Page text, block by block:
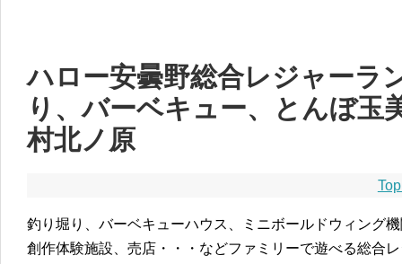
ハロー安曇野総合レジャーラ
り、バーベキュー、とんぼ玉
村北ノ原
釣り堀り、バーベキューハウス、ミニボールドウィング
創作体験施設、売店・・・などファミリーで遊べる総合